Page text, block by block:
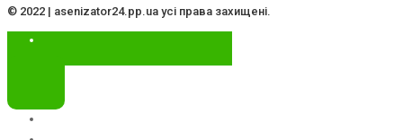
© 2022 | asenizator24.pp.ua усі права захищені.